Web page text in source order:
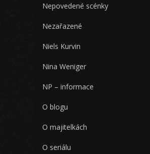
Nepovedené scénky
Nezařazené
Niels Kurvin
Nina Weniger
NP – informace
O blogu
O majitelkách
O seriálu